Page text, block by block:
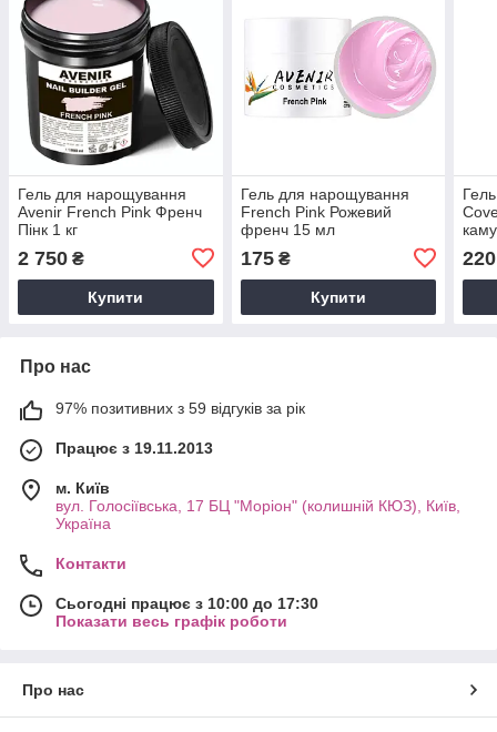
Гель для нарощування
Avenir French Pink Френч
Пінк 1 кг
2 750 ₴
Купити
Гель для нарощування
French Pink Рожевий
френч 15 мл
175₴
Купити
220
Про нас
97% позитивних з 59 відгуків за рік
Працює з 19.11.2013
м. Київ
вул. Голосіївська, 17 БЦ "Моріон" (колишній КЮЗ), Київ,
Україна
Контакти
Сьогодні працює з 10:00 до 17:30
Показати весь графік роботи
Про нас